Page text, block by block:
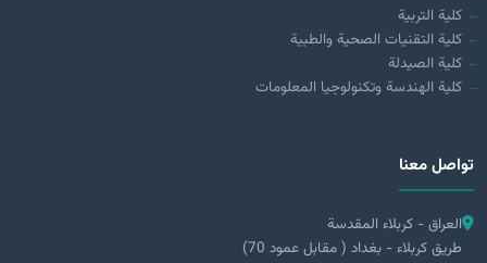
كلية التربية
كلية التقنيات الصحية والطبية
كلية الصيدلة
كلية الهندسة وتكنولوجيا المعلومات
تواصل معنا
العراق - كربلاء المقدسة
طريق كربلاء - بغداد ( مقابل عمود 70)